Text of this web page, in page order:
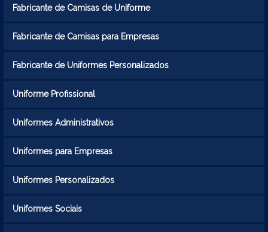
Fabricante de Camisas de Uniforme
Fabricante de Camisas para Empresas
Fabricante de Uniformes Personalizados
Uniforme Profissional
Uniformes Administrativos
Uniformes para Empresas
Uniformes Personalizados
Uniformes Sociais